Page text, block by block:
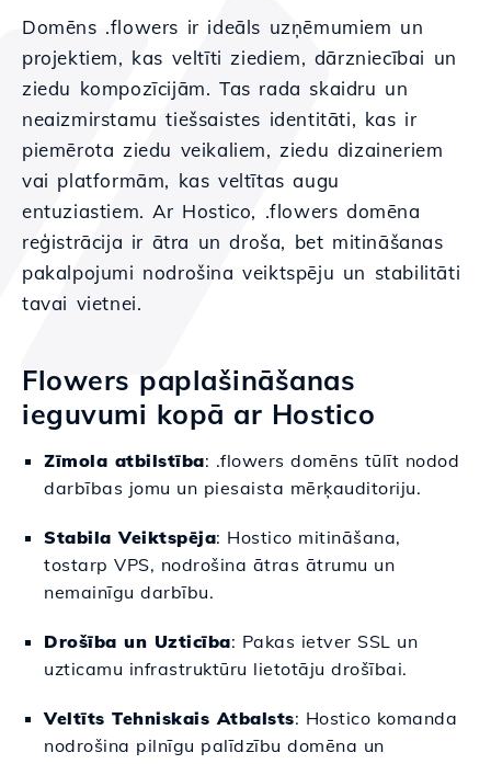
Domēns .flowers ir ideāls uzņēmumiem un
projektiem, kas veltīti ziediem, dārzniecībai un
ziedu kompozīcijām. Tas rada skaidru un
neaizmirstamu tiešsaistes identitāti, kas ir
piemērota ziedu veikaliem, ziedu dizaineriem
vai platformām, kas veltītas augu
entuziastiem. Ar Hostico, .flowers domēna
reģistrācija ir ātra un droša, bet mitināšanas
pakalpojumi nodrošina veiktspēju un stabilitāti
tavai vietnei.
Flowers paplašināšanas
ieguvumi kopā ar Hostico
Zīmola atbilstība: .flowers domēns tūlīt nodod
darbības jomu un piesaista mērķauditoriju.
Stabila Veiktspēja: Hostico mitināšana,
tostarp VPS, nodrošina ātras ātrumu un
nemainīgu darbību.
Drošība un Uzticība: Pakas ietver SSL un
uzticamu infrastruktūru lietotāju drošībai.
Veltīts Tehniskais Atbalsts: Hostico komanda
nodrošina pilnīgu palīdzību domēna un